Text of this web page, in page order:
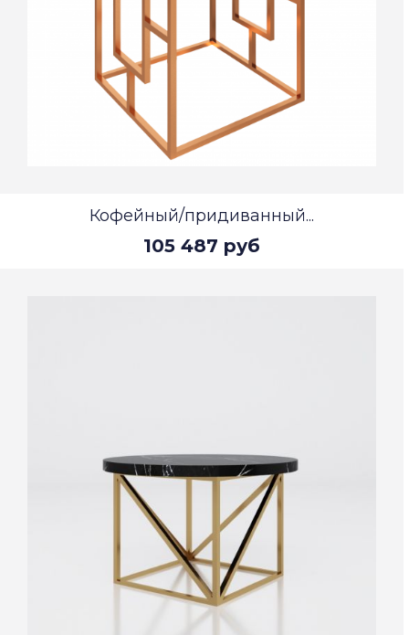
Кофейный/придиванный...
105 487 руб